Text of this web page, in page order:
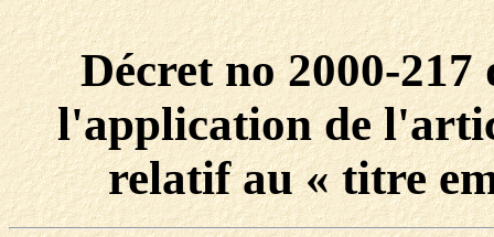
Décret no 2000-
l'application de
relatif au « titre